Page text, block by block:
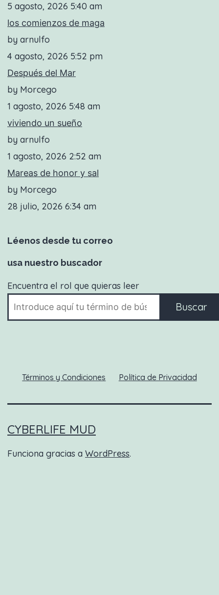
5 agosto, 2026 5:40 am
los comienzos de maga
by arnulfo
4 agosto, 2026 5:52 pm
Después del Mar
by Morcego
1 agosto, 2026 5:48 am
viviendo un sueño
by arnulfo
1 agosto, 2026 2:52 am
Mareas de honor y sal
by Morcego
28 julio, 2026 6:34 am
Léenos desde tu correo
usa nuestro buscador
Encuentra el rol que quieras leer
Buscar
Términos y Condiciones Política de Privacidad
CYBERLIFE MUD
Funciona gracias a WordPress.